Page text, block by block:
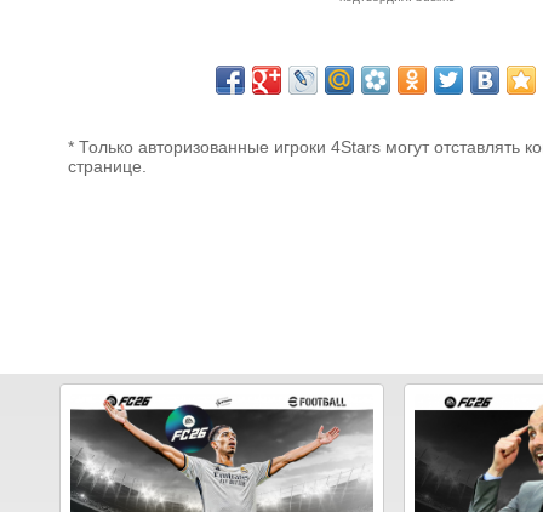
* Только авторизованные игроки 4Stars могут отставлять
странице.